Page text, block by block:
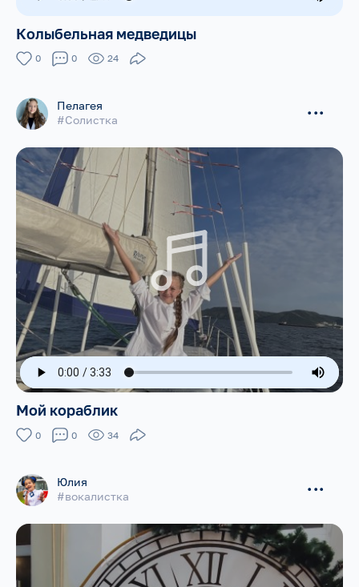
Колыбельная медведицы
0 0 24
Пелагея
#Солистка
...
Мой кораблик
0 0 34
Юлия
#вокалистка
...